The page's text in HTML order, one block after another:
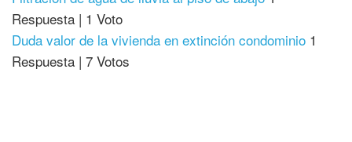
Respuesta | 1 Voto
Duda valor de la vivienda en extinción condominio 1
Respuesta | 7 Votos